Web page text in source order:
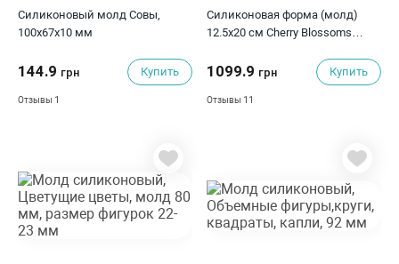
Силиконовый молд Совы,
100x67x10 мм
144.9 грн Купить
Отзывы 1
Силиконовая форма (молд)
12.5х20 см Cherry Blossoms
1099.9 грн Купить
Отзывы 11